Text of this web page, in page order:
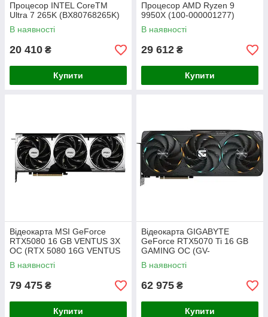
Процесор INTEL CoreTM
Ultra 7 265K (BX80768265K)
В наявності
20 410 ₴
Купити
Процесор AMD Ryzen 9
9950X (100-000001277)
В наявності
29 612 ₴
Купити
Відеокарта MSI GeForce
RTX5080 16 GB VENTUS 3X
OC (RTX 5080 16G VENTUS
3X OC)
В наявності
79 475 ₴
Купити
Відеокарта GIGABYTE
GeForce RTX5070 Ti 16 GB
GAMING OC (GV-
N507TGAMING OC-16GD)
В наявності
62 975 ₴
Купити